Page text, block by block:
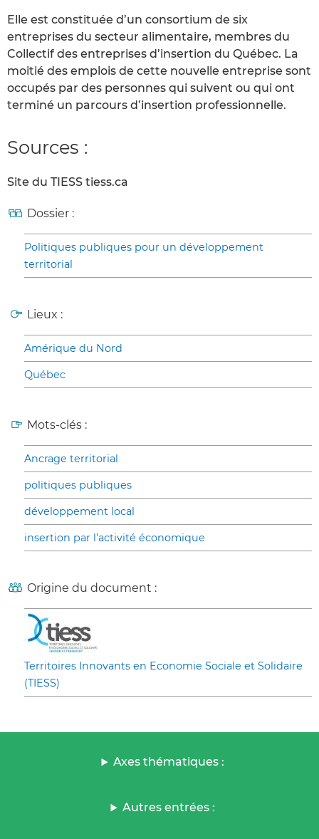
Elle est constituée d’un consortium de six
entreprises du secteur alimentaire, membres du
Collectif des entreprises d’insertion du Québec. La
moitié des emplois de cette nouvelle entreprise sont
occupés par des personnes qui suivent ou qui ont
terminé un parcours d’insertion professionnelle.
Sources :
Site du TIESS tiess.ca
Dossier :
Politiques publiques pour un développement
territorial
Lieux :
Amérique du Nord
Québec
Mots-clés :
Ancrage territorial
politiques publiques
développement local
insertion par l’activité économique
Origine du document :
Territoires Innovants en Economie Sociale et Solidaire
(TIESS)
Axes thématiques :
Autres entrées :